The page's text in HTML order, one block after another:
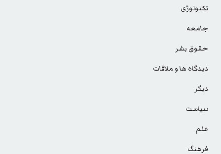
تکنولوژی
جامعه
حقوق بشر
دیدگاه ها و ملاقات
دیگر
سیاست
علم
فرهنگ